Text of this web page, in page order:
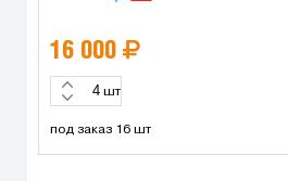
16 000
шт
под заказ 16 шт